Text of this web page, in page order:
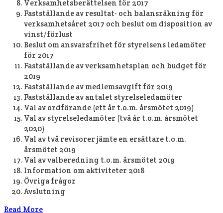
Verksamhetsberättelsen för 2017
Fastställande av resultat- och balansräkning för
verksamhetsåret 2017 och beslut om disposition av
vinst/förlust
Beslut om ansvarsfrihet för styrelsens ledamöter
för 2017
Fastställande av verksamhetsplan och budget för
2019
Fastställande av medlemsavgift för 2019
Fastställande av antalet styrelseledamöter
Val av ordförande (ett år t.o.m. årsmötet 2019)
Val av styrelseledamöter (två år t.o.m. årsmötet
2020)
Val av två revisorer jämte en ersättare t.o.m.
årsmötet 2019
Val av valberedning t.o.m. årsmötet 2019
Information om aktiviteter 2018
Övriga frågor
Avslutning
Read More